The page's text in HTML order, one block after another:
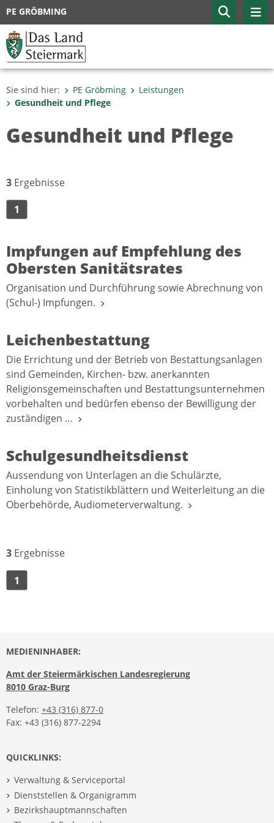
PE GRÖBMING
Sie sind hier: PE Gröbming
Leistungen
Gesundheit und Pflege
Gesundheit und Pflege
3 Ergebnisse
1
Impfungen auf Empfehlung des
Obersten Sanitätsrates
Organisation und Durchführung sowie Abrechnung von
(Schul-) Impfungen.
Leichenbestattung
Die Errichtung und der Betrieb von Bestattungsanlagen
sind Gemeinden, Kirchen- bzw. anerkannten
Religionsgemeinschaften und Bestattungsunternehmen
vorbehalten und bedürfen ebenso der Bewilligung der
zuständigen …
Schulgesundheitsdienst
Aussendung von Unterlagen an die Schulärzte,
Einholung von Statistikblättern und Weiterleitung an die
Oberbehörde, Audiometerverwaltung.
3 Ergebnisse
1
MEDIENINHABER:
Amt der Steiermärkischen Landesregierung
8010 Graz-Burg
Telefon: +43 (316) 877-0
Fax: +43 (316) 877-2294
QUICKLINKS:
Verwaltung & Serviceportal
Dienststellen & Organigramm
Bezirkshauptmannschaften